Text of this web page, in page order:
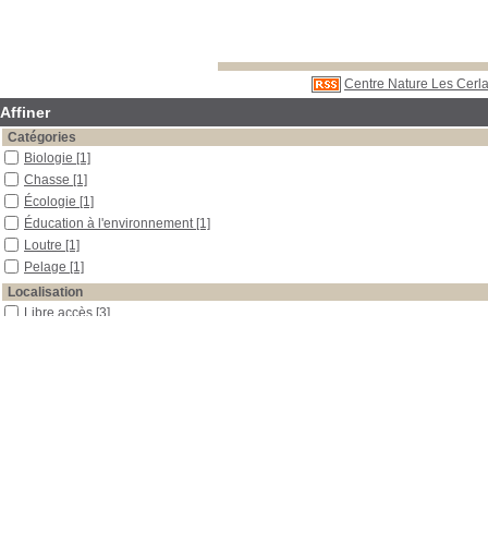
Centre Nature Les
Affiner
Catégories
Biologie [1]
Chasse [1]
Écologie [1]
Éducation à l'environnement [1]
Loutre [1]
Pelage [1]
Localisation
Libre accès [3]